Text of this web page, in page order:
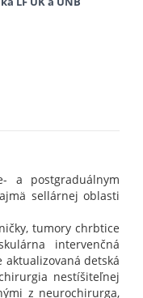
a postgraduálnym
sellárnej oblasti
tumory chrbtice
intervenčná
detská
nestíšiteľnej
z neurochirurga,